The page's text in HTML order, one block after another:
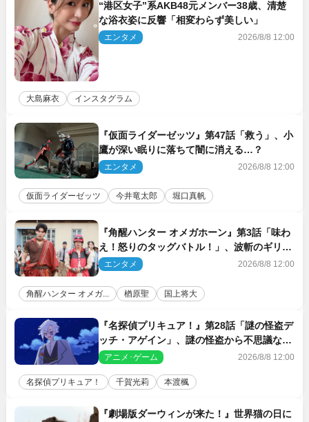
“港区女子”系AKB48元メンバー38歳、清楚
な浴衣姿に反響「相変わらず美しい」
エンタメ 2026/8/8 12:00
大島麻衣 インスタグラム
『仮面ライダーゼッツ』第47話「救う」、小
鷹が深い眠りに落ちて闇に消える…？
エンタメ 2026/8/8 12:00
仮面ライダーゼッツ 今井竜太郎 堀口真帆
『角醒ハンター オメガホーン』第3話「味わ
え！怒りのタッグバトル！」、波斬のギリコ
がハンターバトルを挑んできた！
エンタメ 2026/8/8 12:00
角醒ハンター オメガ... 楢原聖 国上将大
『名探偵プリキュア！』第28話「謎の怪盗デ
ッチ・アゲイン」、謎の怪盗から不思議な予
告状が届く
アニメ･ゲーム 2026/8/8 12:00
名探偵プリキュア！ 千賀光莉 本渡楓
『劇場版ダーウィンが来た！』世界猫の日に